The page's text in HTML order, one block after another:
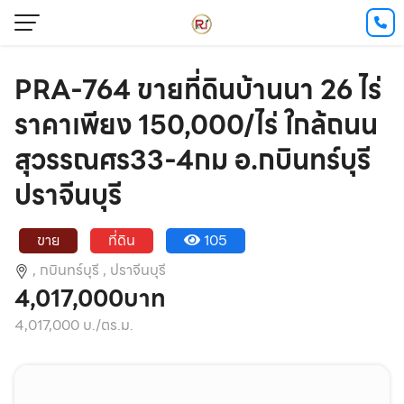
PRA-764 ขายที่ดินบ้านนา 26 ไร่
ราคาเพียง 150,000/ไร่ ใกล้ถนน
สุวรรณศร33-4กม อ.กบินทร์บุรี
ปราจีนบุรี
ขาย ที่ดิน
105
, กบินทร์บุรี , ปราจีนบุรี
4,017,000บาท
4,017,000 บ./ตร.ม.